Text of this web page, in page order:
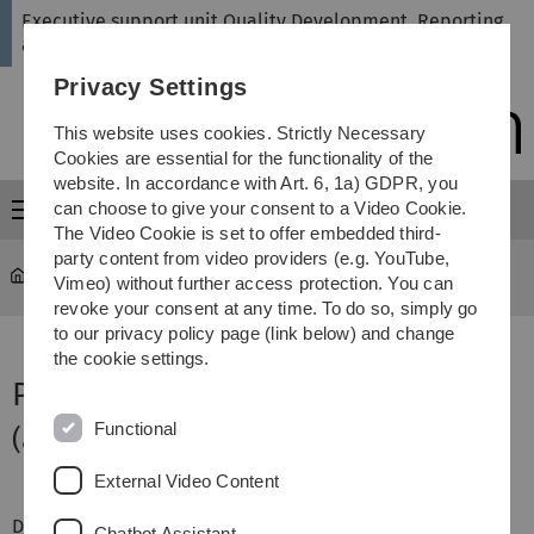
Skip
Skip
Skip
Skip
Executive support unit Quality Development, Reporting
and Revision
Menu
Administration ... Akkreditierung von Studiengängen
Programmakkreditierung
(altes Verfahren)
Die Akkreditierung von Studiengängen gibt eine
Privacy Settings
This website uses cookies. Strictly Necessary
Cookies are essential for the functionality of the
website. In accordance with Art. 6, 1a) GDPR, you
can choose to give your consent to a Video Cookie.
The Video Cookie is set to offer embedded third-
party content from video providers (e.g. YouTube,
Vimeo) without further access protection. You can
revoke your consent at any time. To do so, simply go
to our privacy policy page (link below) and change
the cookie settings.
Functional
External Video Content